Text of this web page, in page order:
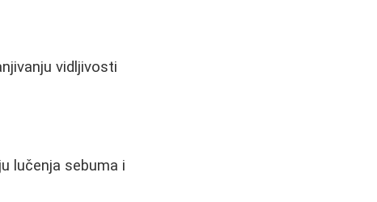
vidljivosti
lučenja sebuma i